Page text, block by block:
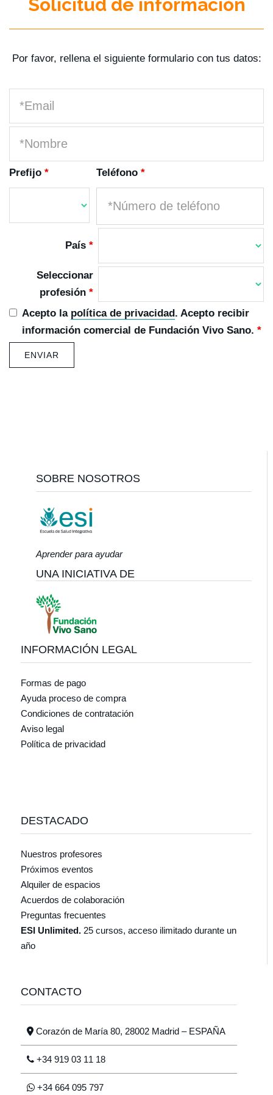
Solicitud de información
Por favor, rellena el siguiente formulario con tus datos:
Prefijo * Teléfono *
País *
Seleccionar
profesión *
Acepto la política de privacidad. Acepto recibir
información comercial de Fundación Vivo Sano.*
SOBRE NOSOTROS
Aprender para ayudar
UNA INICIATIVA DE
INFORMACIÓN LEGAL
Formas de pago
Ayuda proceso de compra
Condiciones de contratación
Aviso legal
Política de privacidad
DESTACADO
Nuestros profesores
Próximos eventos
Alquiler de espacios
Acuerdos de colaboración
Preguntas frecuentes
ESI Unlimited. 25 cursos, acceso ilimitado durante un
año
CONTACTO
Corazón de María 80, 28002 Madrid – ESPAÑA
+34 919 03 11 18
+34 664 095 797